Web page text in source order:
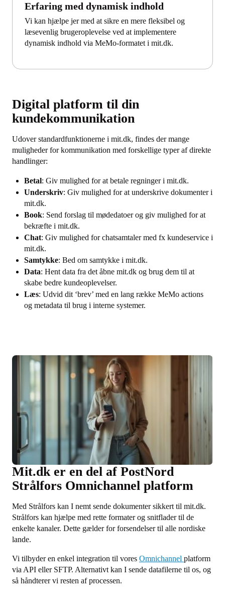
Erfaring med dynamisk indhold
Vi kan hjælpe jer med at sikre en mere fleksibel og
læsevenlig brugeroplevelse ved at implementere
dynamisk indhold via MeMo-formatet i mit.dk.
Digital platform til din
kundekommunikation
Udover standardfunktionerne i mit.dk, findes der mange
muligheder for kommunikation med forskellige typer af direkte
handlinger:
Betal: Giv mulighed for at betale regninger i mit.dk.
Underskriv: Giv mulighed for at underskrive dokumenter i
mit.dk.
Book: Send forslag til mødedatoer og giv mulighed for at
bekræfte i mit.dk.
Chat: Giv mulighed for chatsamtaler med fx kundeservice i
mit.dk.
Samtykke: Bed om samtykke i mit.dk.
Data: Hent data fra det åbne mit.dk og brug dem til at
skabe bedre kundeoplevelser.
Læs: Udvid dit ‘brev’ med en lang række MeMo actions
og metadata til brug i interne systemer.
Mit.dk er en del af PostNord
Strålfors Omnichannel platform
Med Strålfors kan I nemt sende dokumenter sikkert til mit.dk.
Strålfors kan hjælpe med rette formater og snitflader til de
enkelte kanaler. Dette gælder for forsendelser til alle nordiske
lande.
Vi tilbyder en enkel integration til vores Omnichannel platform
via API eller SFTP. Alternativt kan I sende datafilerne til os, og
så håndterer vi resten af processen.